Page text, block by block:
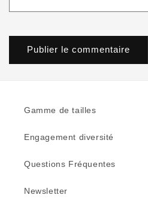
Gamme de tailles
Engagement diversité
Questions Fréquentes
Newsletter